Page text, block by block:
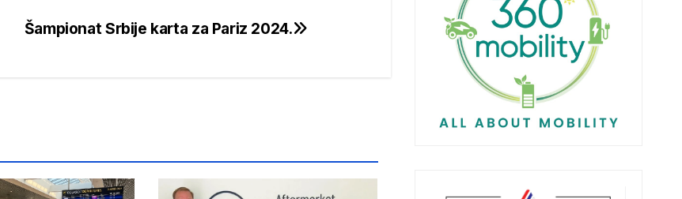
Šampionat Srbije karta za Pariz 2024.